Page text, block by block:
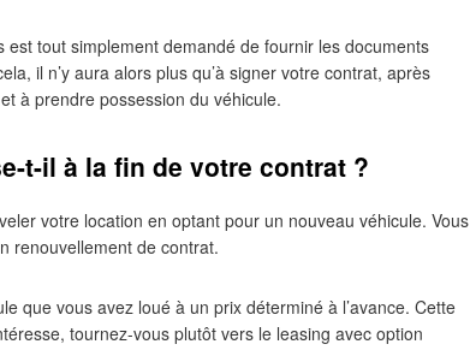
est tout simplement demandé de fournir les documents
il n’y aura alors plus qu’à signer votre contrat, après
à prendre possession du véhicule.
t-il à la fin de votre contrat ?
votre location en optant pour un nouveau véhicule. Vous
renouvellement de contrat.
que vous avez loué à un prix déterminé à l’avance. Cette
tournez-vous plutôt vers le leasing avec option